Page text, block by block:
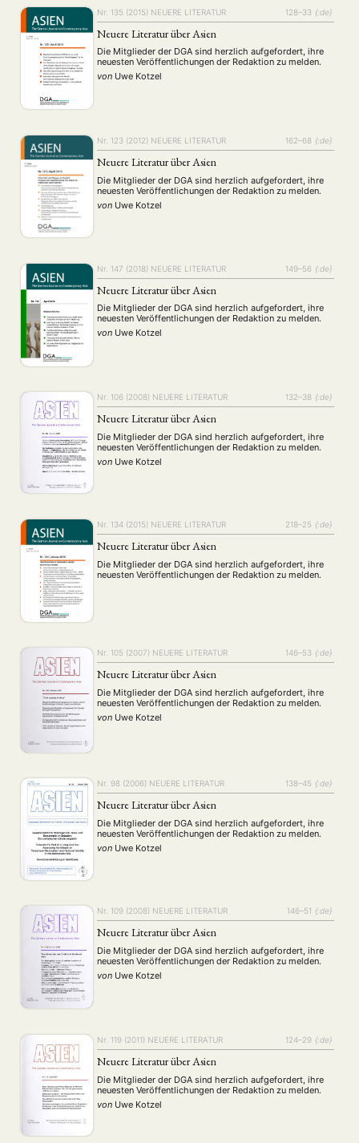
Nr. 135 (2015) NEUERE LITERATUR 128–33 {:de}
Neuere Literatur über Asien
Die Mitglieder der DGA sind herzlich aufgefordert, ihre
neuesten Veröffentlichungen der Redaktion zu melden.
von Uwe Kotzel
Nr. 123 (2012) NEUERE LITERATUR 162–68 {:de}
Neuere Literatur über Asien
Die Mitglieder der DGA sind herzlich aufgefordert, ihre
neuesten Veröffentlichungen der Redaktion zu melden.
von Uwe Kotzel
Nr. 147 (2018) NEUERE LITERATUR 149–56 {:de}
Neuere Literatur über Asien
Die Mitglieder der DGA sind herzlich aufgefordert, ihre
neuesten Veröffentlichungen der Redaktion zu melden.
von Uwe Kotzel
Nr. 106 (2008) NEUERE LITERATUR 132–38 {:de}
Neuere Literatur über Asien
Die Mitglieder der DGA sind herzlich aufgefordert, ihre
neuesten Veröffentlichungen der Redaktion zu melden.
von Uwe Kotzel
Nr. 134 (2015) NEUERE LITERATUR 218–25 {:de}
Neuere Literatur über Asien
Die Mitglieder der DGA sind herzlich aufgefordert, ihre
neuesten Veröffentlichungen der Redaktion zu melden.
Nr. 105 (2007) NEUERE LITERATUR 146–53 {:de}
Neuere Literatur über Asien
Die Mitglieder der DGA sind herzlich aufgefordert, ihre
neuesten Veröffentlichungen der Redaktion zu melden.
von Uwe Kotzel
Nr. 98 (2006) NEUERE LITERATUR 138–45 {:de}
Neuere Literatur über Asien
Die Mitglieder der DGA sind herzlich aufgefordert, ihre
neuesten Veröffentlichungen der Redaktion zu melden.
von Uwe Kotzel
Nr. 109 (2008) NEUERE LITERATUR 146–51 {:de}
Neuere Literatur über Asien
Die Mitglieder der DGA sind herzlich aufgefordert, ihre
neuesten Veröffentlichungen der Redaktion zu melden.
von Uwe Kotzel
Nr. 119 (2011) NEUERE LITERATUR 124–29 {:de}
Neuere Literatur über Asien
Die Mitglieder der DGA sind herzlich aufgefordert, ihre
neuesten Veröffentlichungen der Redaktion zu melden.
von Uwe Kotzel